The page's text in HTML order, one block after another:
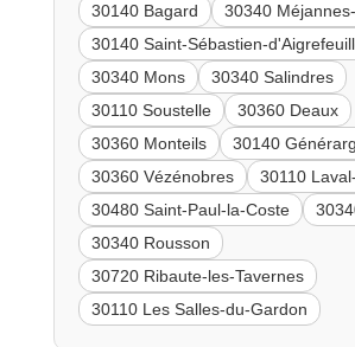
30140 Bagard
30340
30140 Saint-Sébastien-
30340 Mons
30340 Salindres
30110 Soustelle
30360 Deaux
30360 Monteils
30140
30360 Vézénobres
30110
30480 Saint-Paul-la-Coste
30340 Rousson
30720 Ribaute-les-Tavernes
30110 Les Salles-du-Gardon